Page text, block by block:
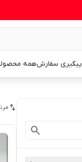
پیگیری سفارشهمه